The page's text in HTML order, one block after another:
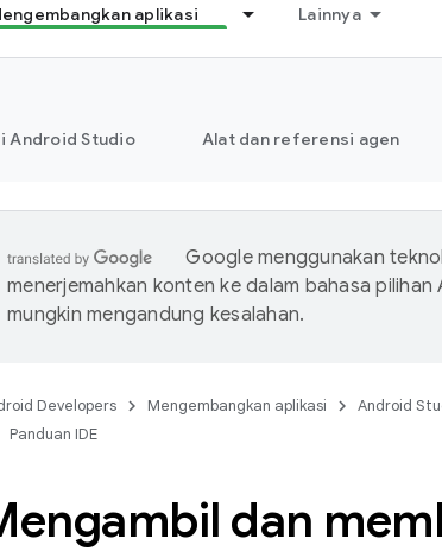
aplikasi Lainnya
Android Studio Alat dan referensi agen
Google menggunakan
menerjemahkan konten ke dalam bahasa pilihan
mungkin mengandung kesalahan.
Developers Mengembangkan aplikasi
Android
Panduan IDE
dan